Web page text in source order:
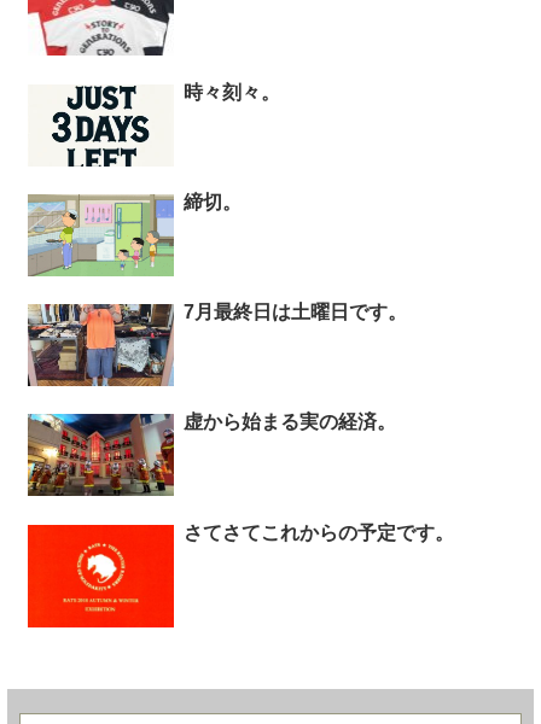
時々刻々。
締切。
7月最終日は土曜日です。
虚から始まる実の経済。
さてさてこれからの予定です。